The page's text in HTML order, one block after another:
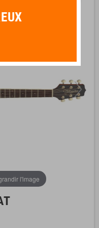
l'image